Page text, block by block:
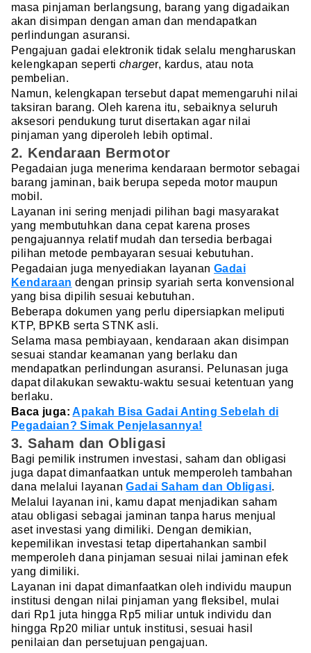
masa pinjaman berlangsung, barang yang digadaikan
akan disimpan dengan aman dan mendapatkan
perlindungan asuransi.
Pengajuan gadai elektronik tidak selalu mengharuskan
kelengkapan seperti charger, kardus, atau nota
pembelian.
Namun, kelengkapan tersebut dapat memengaruhi nilai
taksiran barang. Oleh karena itu, sebaiknya seluruh
aksesori pendukung turut disertakan agar nilai
pinjaman yang diperoleh lebih optimal.
2. Kendaraan Bermotor
Pegadaian juga menerima kendaraan bermotor sebagai
barang jaminan, baik berupa sepeda motor maupun
mobil.
Layanan ini sering menjadi pilihan bagi masyarakat
yang membutuhkan dana cepat karena proses
pengajuannya relatif mudah dan tersedia berbagai
pilihan metode pembayaran sesuai kebutuhan.
Pegadaian juga menyediakan layanan Gadai
Kendaraan dengan prinsip syariah serta konvensional
yang bisa dipilih sesuai kebutuhan.
Beberapa dokumen yang perlu dipersiapkan meliputi
KTP, BPKB serta STNK asli.
Selama masa pembiayaan, kendaraan akan disimpan
sesuai standar keamanan yang berlaku dan
mendapatkan perlindungan asuransi. Pelunasan juga
dapat dilakukan sewaktu-waktu sesuai ketentuan yang
berlaku.
Baca juga:Apakah Bisa Gadai Anting Sebelah di
Pegadaian? Simak Penjelasannya!
3. Saham dan Obligasi
Bagi pemilik instrumen investasi, saham dan obligasi
juga dapat dimanfaatkan untuk memperoleh tambahan
dana melalui layananGadai Saham dan Obligasi.
Melalui layanan ini, kamu dapat menjadikan saham
atau obligasi sebagai jaminan tanpa harus menjual
aset investasi yang dimiliki. Dengan demikian,
kepemilikan investasi tetap dipertahankan sambil
memperoleh dana pinjaman sesuai nilai jaminan efek
yang dimiliki.
Layanan ini dapat dimanfaatkan oleh individu maupun
institusi dengan nilai pinjaman yang fleksibel, mulai
dari Rp1 juta hingga Rp5 miliar untuk individu dan
hingga Rp20 miliar untuk institusi, sesuai hasil
penilaian dan persetujuan pengajuan.